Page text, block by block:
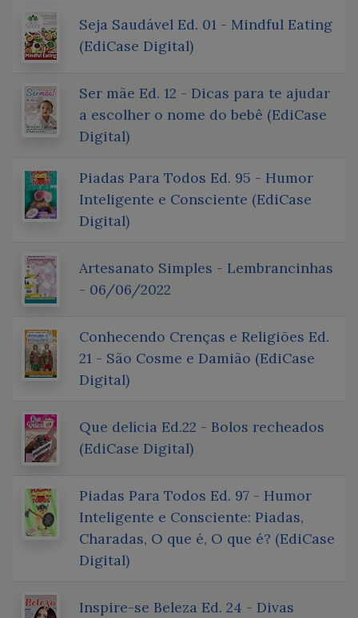
Seja Saudável Ed. 01 - Mindful Eating
(EdiCase Digital)
Ser mãe Ed. 12 - Dicas para te ajudar
a escolher o nome do bebê (EdiCase
Digital)
Piadas Para Todos Ed. 95 - Humor
Inteligente e Consciente (EdiCase
Digital)
Artesanato Simples - Lembrancinhas
- 06/06/2022
Conhecendo Crenças e Religiões Ed.
21 - São Cosme e Damião (EdiCase
Digital)
Que delícia Ed.22 - Bolos recheados
(EdiCase Digital)
Piadas Para Todos Ed. 97 - Humor
Inteligente e Consciente: Piadas,
Charadas, O que é, O que é? (EdiCase
Digital)
Inspire-se Beleza Ed. 24 - Divas